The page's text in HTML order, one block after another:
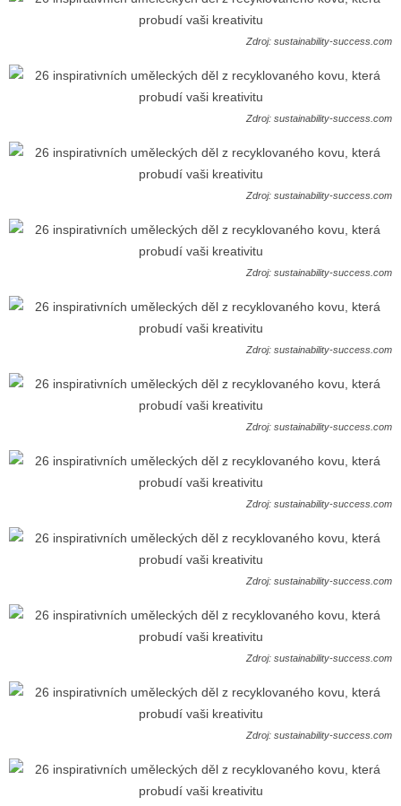
Zdroj: sustainability-success.com
Zdroj: sustainability-success.com
Zdroj: sustainability-success.com
Zdroj: sustainability-success.com
Zdroj: sustainability-success.com
Zdroj: sustainability-success.com
Zdroj: sustainability-success.com
Zdroj: sustainability-success.com
Zdroj: sustainability-success.com
Zdroj: sustainability-success.com